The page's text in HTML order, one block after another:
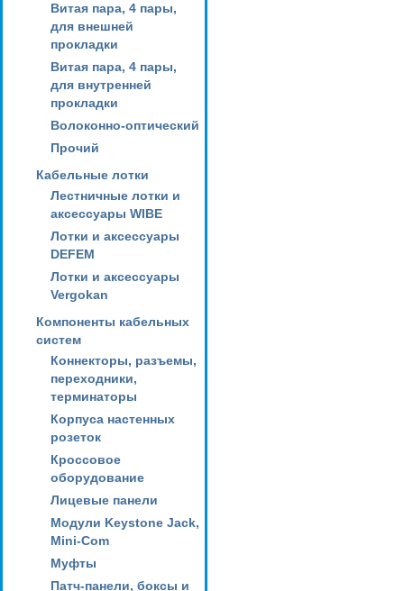
Витая пара, 4 пары,
для внешней
прокладки
Витая пара, 4 пары,
для внутренней
прокладки
Волоконно-оптический
Прочий
Кабельные лотки
Лестничные лотки и
аксессуары WIBE
Лотки и аксессуары
DEFEM
Лотки и аксессуары
Vergokan
Компоненты кабельных
систем
Коннекторы, разъемы,
переходники,
терминаторы
Корпуса настенных
розеток
Кроссовое
оборудование
Лицевые панели
Модули Keystone Jack,
Mini-Com
Муфты
Патч-панели, боксы и